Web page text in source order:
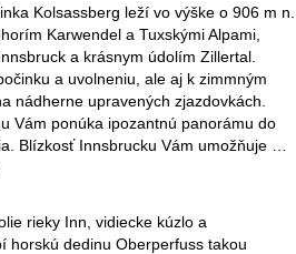
Kolsassberg leží vo výške o 906 m n.
Karwendel a Tuxskými Alpami,
a krásnym údolím Zillertal.
a uvolneniu, ale aj k zimmným
nádherne upravených zjazdovkách.
Vám ponúka ipozantnú panorámu do
Blízkosť Innsbrucku Vám umožňuje …
rieky Inn, vidiecke kúzlo a
horskú dedinu Oberperfuss takou